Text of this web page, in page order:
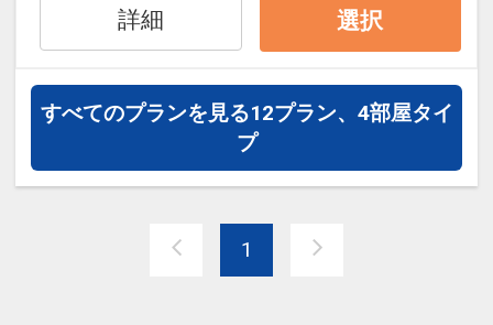
ダブルルーム → 添い寝1名様まで
添い寝のある場合、お手数ですがホテル
へ直接ご連絡下さいませ。
設定期間：2024年5月30日～2027年4月
30日
詳細 選択
すべてのプランを見る12プラン、4部屋タイ
プ
1